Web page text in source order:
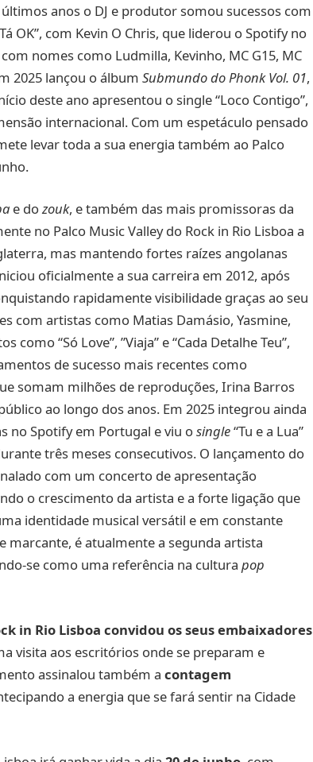
anos o DJ e produtor somou sucessos com
OK”, com Kevin O Chris, que liderou o Spotify no
nomes como Ludmilla, Kevinho, MC G15, MC
2025 lançou o álbum Submundo do Phonk Vol. 01,
deste ano apresentou o single “Loco Contigo”,
internacional. Com um espetáculo pensado
levar toda a sua energia também ao Palco
e dozouk, e também das mais promissoras da
no Palco Music Valley do Rock in Rio Lisboa a
mas mantendo fortes raízes angolanas
oficialmente a sua carreira em 2012, após
rapidamente visibilidade graças ao seu
com artistas como Matias Damásio, Yasmine,
“Só Love”, ”Viaja” e “Cada Detalhe Teu”,
de sucesso mais recentes como
somam milhões de reproduções, Irina Barros
ao longo dos anos. Em 2025 integrou ainda
no Spotify em Portugal e viu osingle“Tu e a Lua”
três meses consecutivos. O lançamento do
com um concerto de apresentação
o crescimento da artista e a forte ligação que
identidade musical versátil e em constante
marcante, é atualmente a segunda artista
se como uma referência na cultura pop
in Rio Lisboa convidou os seus embaixadores
visita aos escritórios onde se preparam e
assinalou também a contagem
a energia que se fará sentir na Cidade